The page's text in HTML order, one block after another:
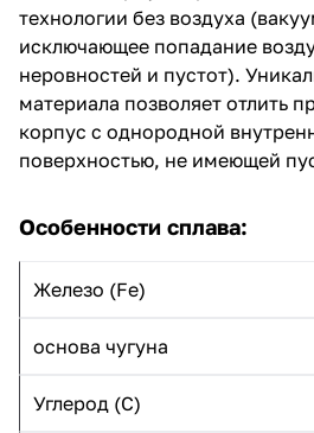
технологии без воздуха
исключающее попадание
неровностей и пустот).
материала позволяет отлить
корпус с однородной
поверхностью, не имеющей
Особенности сплава:
Железо (Fe)
основа чугуна
Углерод (C)